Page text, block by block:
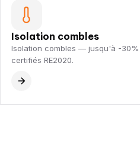
Isolation combles
Isolation combles — jusqu'à -
certifiés RE2020.